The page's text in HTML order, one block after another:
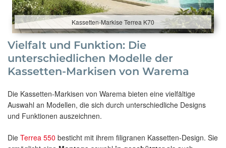
Kassetten-Markise Terrea K70
Vielfalt und Funktion: Die
unterschiedlichen Modelle der
Kassetten-Markisen von Warema
Die Kassetten-Markisen von Warema bieten eine vielfältige
Auswahl an Modellen, die sich durch unterschiedliche Designs
und Funktionen auszeichnen.
Die Terrea 550 besticht mit ihrem filigranen Kassetten-Design. Sie